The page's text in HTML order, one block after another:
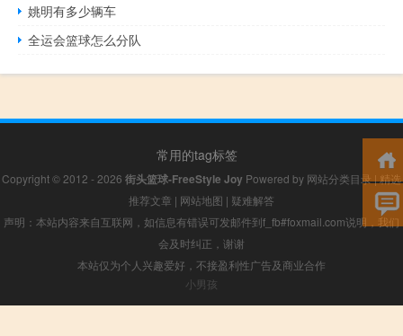
姚明有多少辆车
全运会篮球怎么分队
常用的tag标签
Copyright © 2012 - 2026 街头篮球-FreeStyle Joy Powered by 网站分类目录|精选
推荐文章 | 网站地图 | 疑难解答
声明：本站内容来自互联网，如信息有错误可发邮件到f_fb#foxmail.com说明，我们
会及时纠正，谢谢
本站仅为个人兴趣爱好，不接盈利性广告及商业合作
小男孩